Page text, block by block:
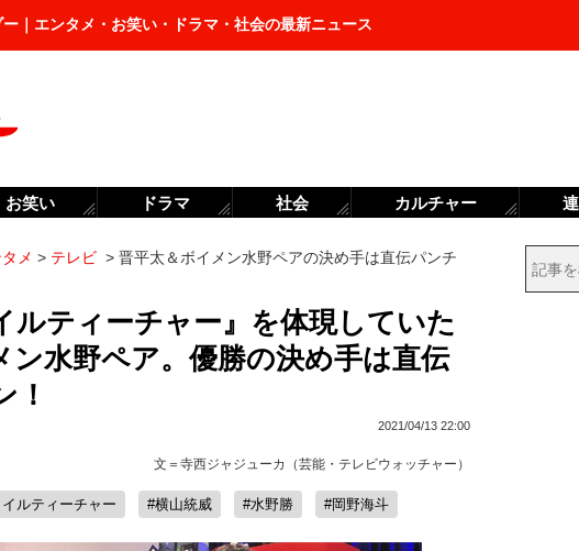
ー｜エンタメ・お笑い・ドラマ・社会の最新ニュース
メ > テレビ > 晋平太＆ボイメン水野ペアの決め手は直伝パンチ
ルティーチャー』を体現していた
ン水野ペア。優勝の決め手は直伝
！
2021/04/13 22:00
文＝ 寺西ジャジューカ（芸能・テレビウォッチャー）
ルティーチャー #横山統威 #水野勝 #岡野海斗
お笑い ドラマ 社会 カルチャー